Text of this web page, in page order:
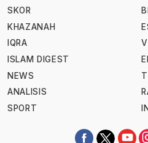
SKOR
KHAZANAH
IQRA
ISLAM DIGEST
NEWS
ANALISIS
SPORT